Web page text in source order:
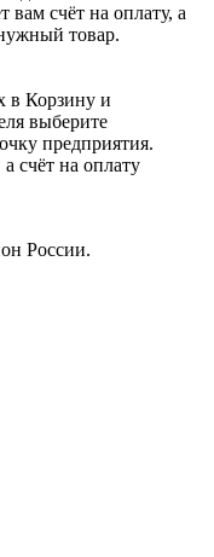
счёт на оплату, а
товар.
в Корзину и
выберите
предприятия.
счёт на оплату
России.